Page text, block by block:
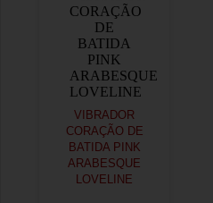
VIBRADOR
CORAÇÃO DE
BATIDA PINK
ARABESQUE
LOVELINE